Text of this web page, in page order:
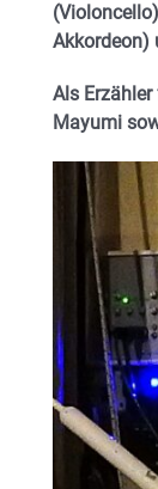
Akkordeon)
Als
Mayumi